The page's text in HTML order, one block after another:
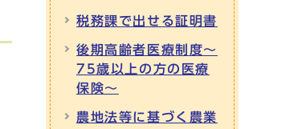
税務課で出せる証明書
後期高齢者医療制度～
75歳以上の方の医療
保険～
農地法等に基づく農業